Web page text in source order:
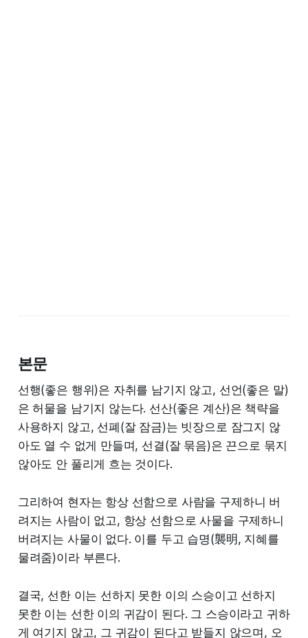
본문
선행(좋은 행위)은 자취를 남기지 않고, 선언(좋은 말)
은 허물을 남기지 않는다. 선산(좋은 계산)은 책략을
사용하지 않고, 선폐(잘 잠금)는 빗장으로 잠그지 않
아도 열 수 없게 만들며, 선결(잘 묶음)은 끈으로 묶지
않아도 안 풀리게 흐는 것이다.
그리하여 현자는 항상 선함으로 사람을 구제하니 버
려지는 사람이 없고, 항상 선함으로 사물을 구제하니
버려지는 사물이 없다. 이를 두고 습명(襲明, 지혜를
물려줌)이라 부른다.
결국, 선한 이는 선하지 못한 이의 스승이고 선하지
못한 이는 선한 이의 귀감이 된다. 그 스승이라고 귀하
게 여기지 않고, 그 귀감이 된다고 받들지 않으며, 오